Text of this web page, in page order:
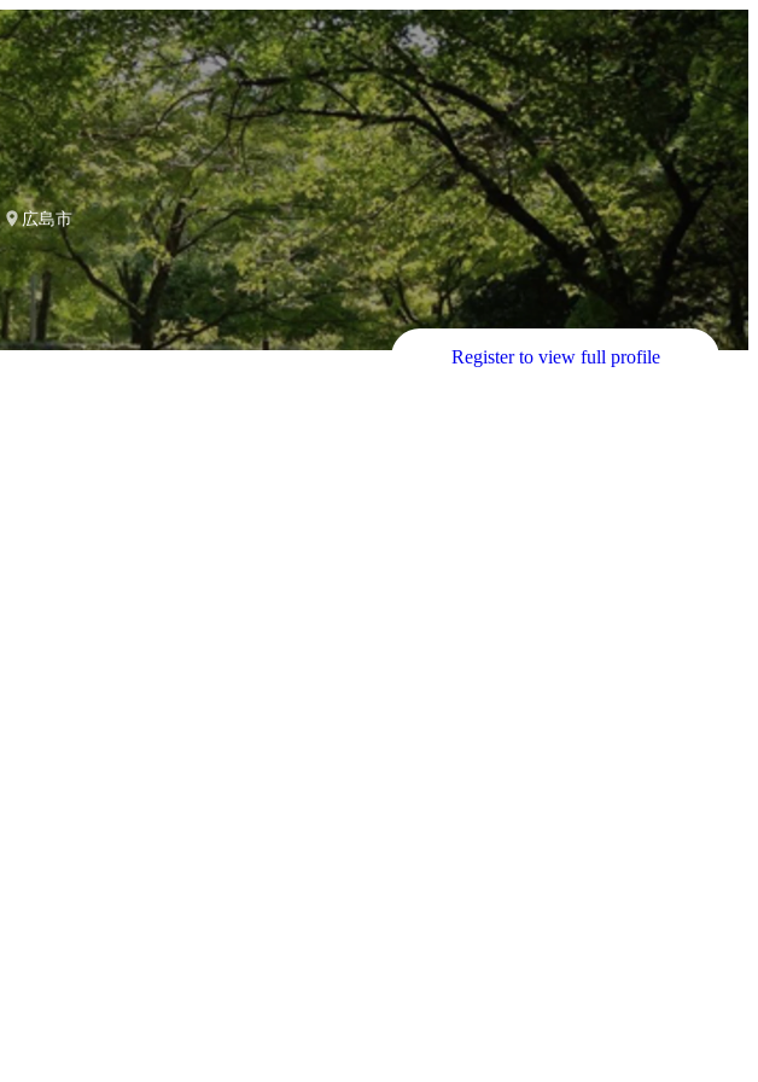
広島市
Register to view full profile